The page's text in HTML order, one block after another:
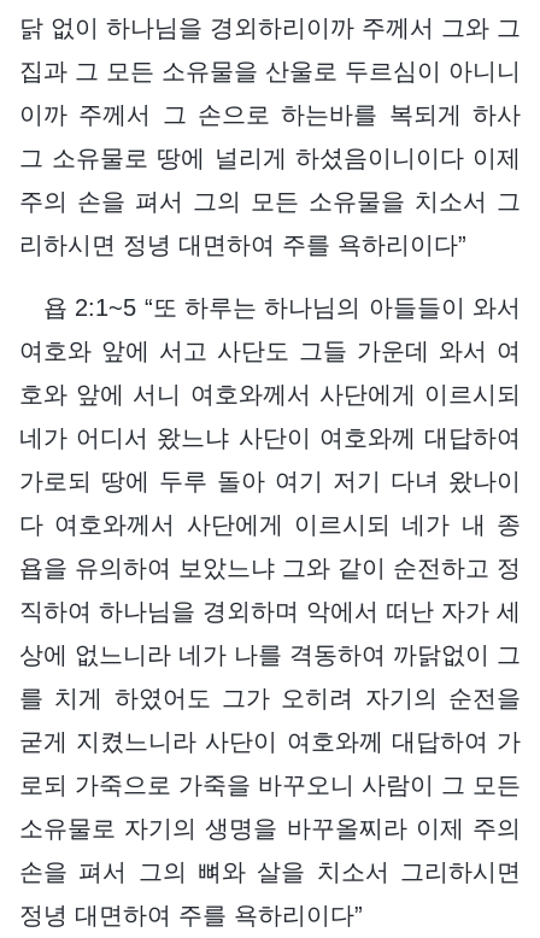
닭 없이 하나님을 경외하리이까 주께서 그와 그
집과 그 모든 소유물을 산울로 두르심이 아니니
이까 주께서 그 손으로 하는바를 복되게 하사
그 소유물로 땅에 널리게 하셨음이니이다 이제
주의 손을 펴서 그의 모든 소유물을 치소서 그
리하시면 정녕 대면하여 주를 욕하리이다”
욥 2:1~5 “또 하루는 하나님의 아들들이 와서
여호와 앞에 서고 사단도 그들 가운데 와서 여
호와 앞에 서니 여호와께서 사단에게 이르시되
네가 어디서 왔느냐 사단이 여호와께 대답하여
가로되 땅에 두루 돌아 여기 저기 다녀 왔나이
다 여호와께서 사단에게 이르시되 네가 내 종
욥을 유의하여 보았느냐 그와 같이 순전하고 정
직하여 하나님을 경외하며 악에서 떠난 자가 세
상에 없느니라 네가 나를 격동하여 까닭없이 그
를 치게 하였어도 그가 오히려 자기의 순전을
굳게 지켰느니라 사단이 여호와께 대답하여 가
로되 가죽으로 가죽을 바꾸오니 사람이 그 모든
소유물로 자기의 생명을 바꾸올찌라 이제 주의
손을 펴서 그의 뼈와 살을 치소서 그리하시면
정녕 대면하여 주를 욕하리이다”